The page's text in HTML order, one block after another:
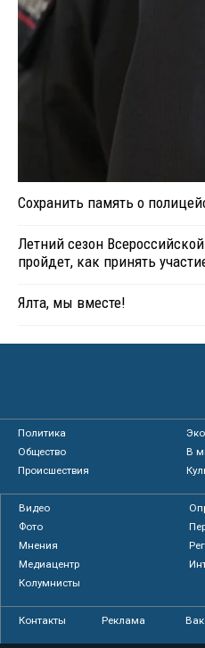
Сохранить память о
Летний сезон
пройдет, как принять
Ялта, мы вместе!
Политика
Общество
В
Происшествия
Видео
Фото
Мнения
Медиацентр
Колумнисты
Контакты Реклама